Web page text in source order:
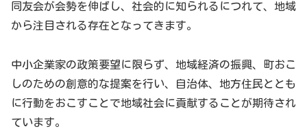
同友会が会勢を伸ばし、社会的に知られるにつれて、地域
から注目される存在となってきます。
中小企業家の政策要望に限らず、地域経済の振興、町おこ
しのための創意的な提案を行い、自治体、地方住民ととも
に行動をおこすことで地域社会に貢献することが期待され
ています。